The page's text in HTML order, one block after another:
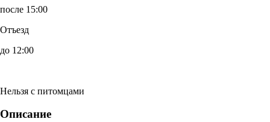
после 15:00
Отъезд
до 12:00
Нельзя с питомцами
Описание